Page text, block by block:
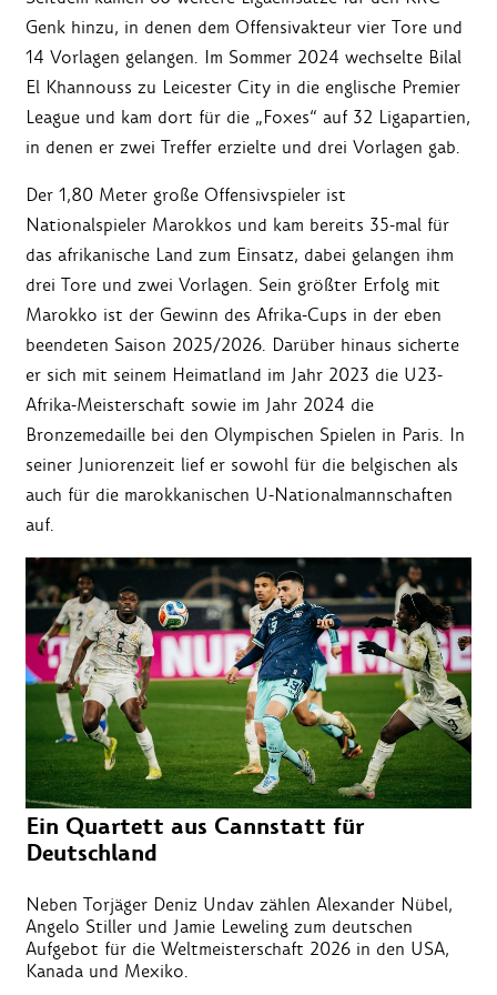
Genk hinzu, in denen dem Offensivakteur vier Tore und
14 Vorlagen gelangen. Im Sommer 2024 wechselte Bilal
El Khannouss zu Leicester City in die englische Premier
League und kam dort für die „Foxes“ auf 32 Ligapartien,
in denen er zwei Treffer erzielte und drei Vorlagen gab.
Der 1,80 Meter große Offensivspieler ist
Nationalspieler Marokkos und kam bereits 35-mal für
das afrikanische Land zum Einsatz, dabei gelangen ihm
drei Tore und zwei Vorlagen. Sein größter Erfolg mit
Marokko ist der Gewinn des Afrika-Cups in der eben
beendeten Saison 2025/2026. Darüber hinaus sicherte
er sich mit seinem Heimatland im Jahr 2023 die U23-
Afrika-Meisterschaft sowie im Jahr 2024 die
Bronzemedaille bei den Olympischen Spielen in Paris. In
seiner Juniorenzeit lief er sowohl für die belgischen als
auch für die marokkanischen U-Nationalmannschaften
auf.
Ein Quartett aus Cannstatt für
Deutschland
Neben Torjäger Deniz Undav zählen Alexander Nübel,
Angelo Stiller und Jamie Leweling zum deutschen
Aufgebot für die Weltmeisterschaft 2026 in den USA,
Kanada und Mexiko.